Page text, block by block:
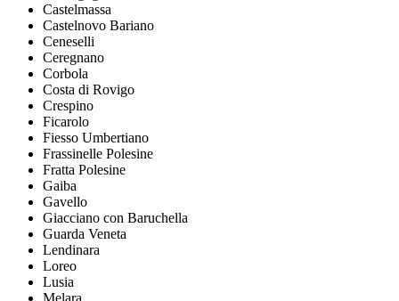
Castelmassa
Castelnovo Bariano
Ceneselli
Ceregnano
Corbola
Costa di Rovigo
Crespino
Ficarolo
Fiesso Umbertiano
Frassinelle Polesine
Fratta Polesine
Gaiba
Gavello
Giacciano con Baruchella
Guarda Veneta
Lendinara
Loreo
Lusia